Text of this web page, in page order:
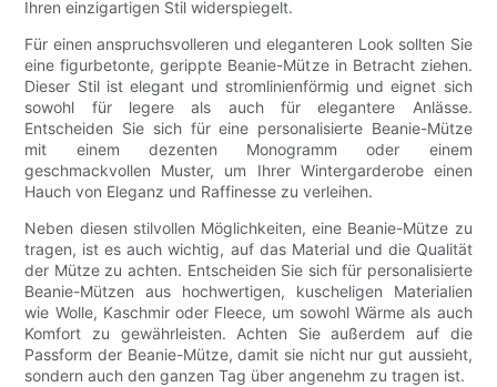
Ihren einzigartigen Stil widerspiegelt.
Für einen anspruchsvolleren und eleganteren Look sollten Sie
eine figurbetonte, gerippte Beanie-Mütze in Betracht ziehen.
Dieser Stil ist elegant und stromlinienförmig und eignet sich
sowohl für legere als auch für elegantere Anlässe.
Entscheiden Sie sich für eine personalisierte Beanie-Mütze
mit einem dezenten Monogramm oder einem
geschmackvollen Muster, um Ihrer Wintergarderobe einen
Hauch von Eleganz und Raffinesse zu verleihen.
Neben diesen stilvollen Möglichkeiten, eine Beanie-Mütze zu
tragen, ist es auch wichtig, auf das Material und die Qualität
der Mütze zu achten. Entscheiden Sie sich für personalisierte
Beanie-Mützen aus hochwertigen, kuscheligen Materialien
wie Wolle, Kaschmir oder Fleece, um sowohl Wärme als auch
Komfort zu gewährleisten. Achten Sie außerdem auf die
Passform der Beanie-Mütze, damit sie nicht nur gut aussieht,
sondern auch den ganzen Tag über angenehm zu tragen ist.